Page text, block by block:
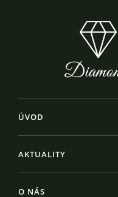
ÚVOD
AKTUALITY
O NÁS